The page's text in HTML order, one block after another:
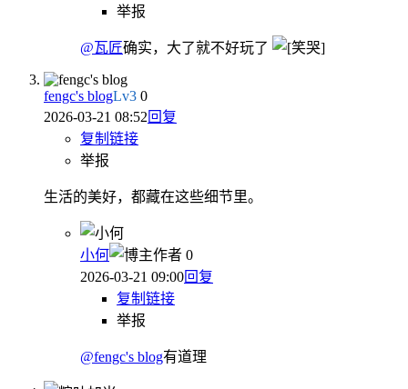
举报
@瓦匠确实，大了就不好玩了
fengc's blogLv3 0
2026-03-21 08:52回复
复制链接
举报
生活的美好，都藏在这些细节里。
小何 作者 0
2026-03-21 09:00回复
复制链接
举报
@fengc's blog有道理